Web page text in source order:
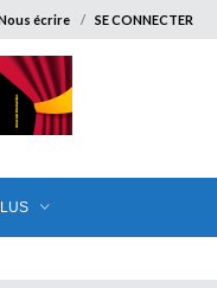
écrire SE CONNECTER